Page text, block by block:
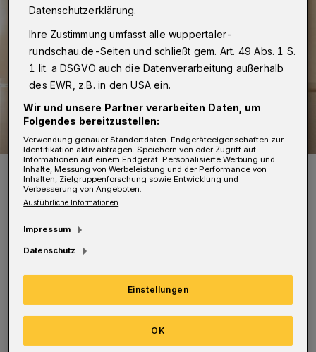
Thomas Laske gestaltet das Programm mit.
Foto: Karl-Heinz Krauskopf
Auf dem Programm stehen Auszüge aus der
„Zauberflöte“ von Wolfgang Amadeus Mozart
und die Sinfonie „Die Unvollendete“ von
Franz Schubert. Solistinnen sind Mitglieder
Datenschutzerklärung.
Ihre Zustimmung umfasst alle wuppertaler-
rundschau.de-Seiten und schließt gem. Art. 49 Abs. 1 S.
1 lit. a DSGVO auch die Datenverarbeitung außerhalb
des EWR, z.B. in den USA ein.
Wir und unsere Partner verarbeiten Daten, um
Folgendes bereitzustellen:
Verwendung genauer Standortdaten. Endgeräteeigenschaften zur
Identifikation aktiv abfragen. Speichern von oder Zugriff auf
Informationen auf einem Endgerät. Personalisierte Werbung und
Inhalte, Messung von Werbeleistung und der Performance von
Inhalten, Zielgruppenforschung sowie Entwicklung und
Verbesserung von Angeboten.
Ausführliche Informationen
Impressum
Datenschutz
Einstellungen
OK